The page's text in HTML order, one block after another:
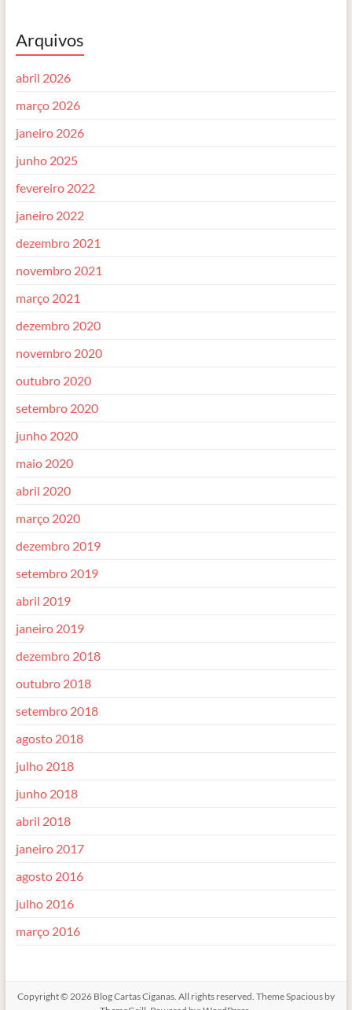
Arquivos
abril 2026
março 2026
janeiro 2026
junho 2025
fevereiro 2022
janeiro 2022
dezembro 2021
novembro 2021
março 2021
dezembro 2020
novembro 2020
outubro 2020
setembro 2020
junho 2020
maio 2020
abril 2020
março 2020
dezembro 2019
setembro 2019
abril 2019
janeiro 2019
dezembro 2018
outubro 2018
setembro 2018
agosto 2018
julho 2018
junho 2018
abril 2018
janeiro 2017
agosto 2016
julho 2016
março 2016
Copyright © 2026 Blog Cartas Ciganas. All rights reserved. ThemeSpaciousby